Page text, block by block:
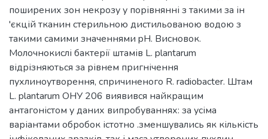
поширених зон некрозу у порівнянні з такими за ін
'єкцій тканин стерильною дистильованою водою з
такими самими значеннями pH. Висновок.
Молочнокислі бактерії штамів L. plantarum
відрізняються за рівнем пригнічення
пухлиноутворення, спричиненого R. radiobacter. Штам
L. plantarum ОНУ 206 виявився найкращим
антагоністом у даних випробуваннях: за усіма
варіантами обробок істотно .зменшувались як кількість